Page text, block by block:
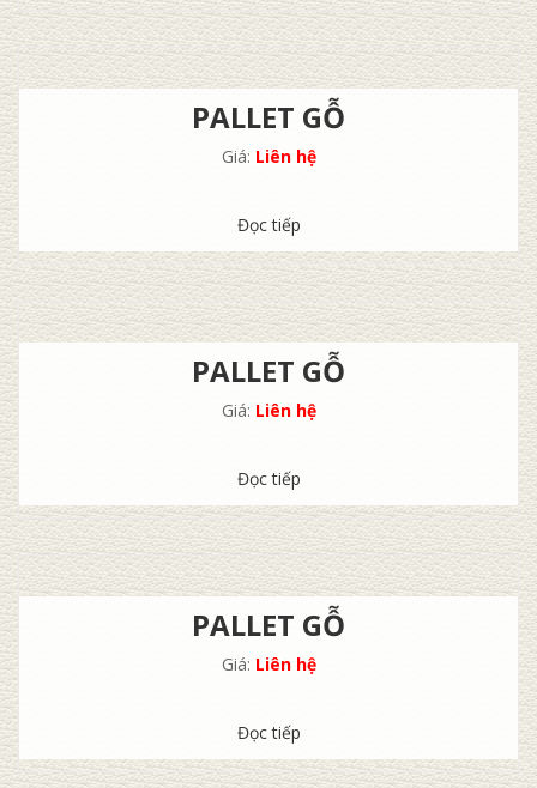
PALLET GỖ
Giá: Liên hệ
Đọc tiếp
PALLET GỖ
Giá: Liên hệ
Đọc tiếp
PALLET GỖ
Giá: Liên hệ
Đọc tiếp